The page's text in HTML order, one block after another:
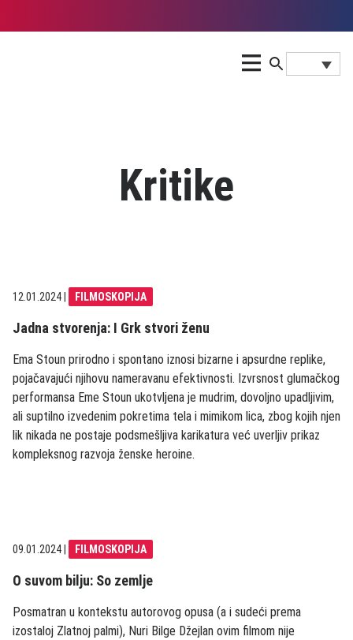
Kritike
12.01.2024 FILMOSKOPIJA
Jadna stvorenja: I Grk stvori ženu
Ema Stoun prirodno i spontano iznosi bizarne i apsurdne replike,
pojačavajući njihovu nameravanu efektivnosti. Izvrsnost glumačkog
performansa Eme Stoun ukotvljena je mudrim, dovoljno upadljivim,
ali suptilno izvedenim pokretima tela i mimikom lica, zbog kojih njen
lik nikada ne postaje podsmešljiva karikatura već uverljiv prikaz
kompleksnog razvoja ženske heroine.
09.01.2024 FILMOSKOPIJA
O suvom bilju: So zemlje
Posmatran u kontekstu autorovog opusa (a i sudeći prema
izostaloj Zlatnoj palmi), Nuri Bilge Džejlan ovim filmom nije